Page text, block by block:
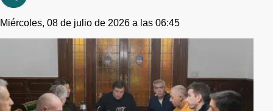
Miércoles, 08 de julio de 2026 a las 06:45